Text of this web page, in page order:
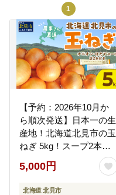
1
【予約：2026年10月か
ら順次発送】日本一の生
産地！北海道北見市の玉
ねぎ 5kg！スープ2本付
き♪ ( 玉ねぎ 玉葱 たまね
ぎ タマネギ オニオン ス
ープ 即席 料理 )【164-
5,000円
北海道 北見市